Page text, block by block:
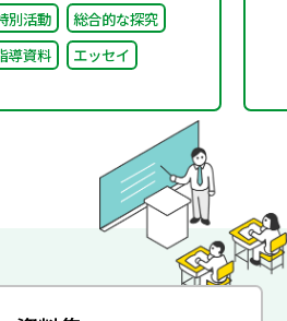
別活動
総合的な探究
導資料
エッセイ